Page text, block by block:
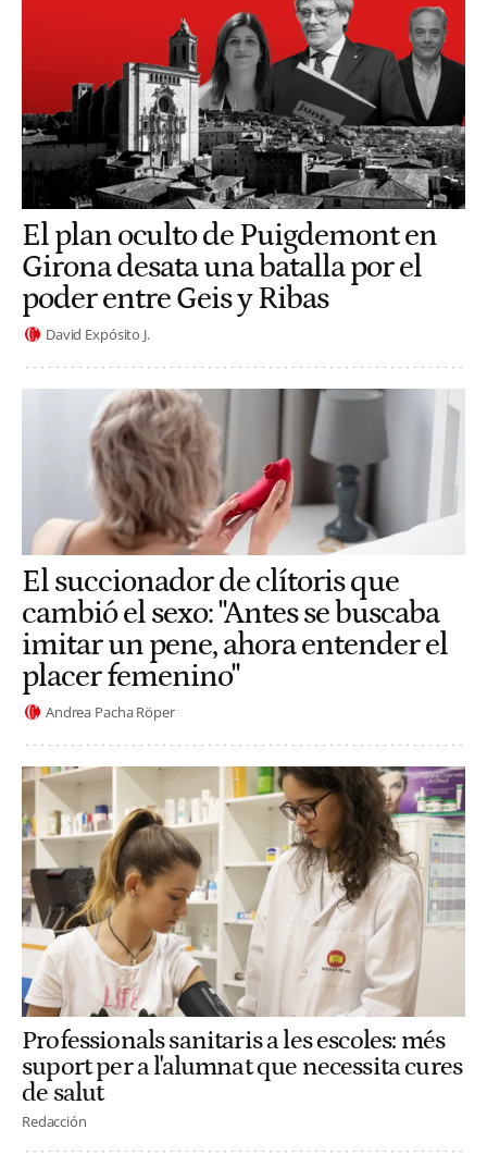
El plan oculto de Puigdemont en
Girona desata una batalla por el
poder entre Geis y Ribas
David Expósito J.
El succionador de clítoris que
cambió el sexo: "Antes se buscaba
imitar un pene, ahora entender el
placer femenino"
Andrea Pacha Röper
Professionals sanitaris a les escoles: més
suport per a l'alumnat que necessita cures
de salut
Redacción